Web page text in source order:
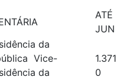
ATÉ
JUN
da
Vice-
da
1.371
0